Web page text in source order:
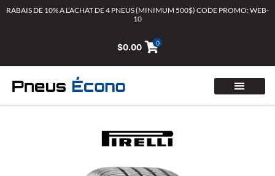
AllerRABAIS DE 10% A L’ACHAT DE 4 PNEUS (MINIMUM 500$) CODE PROMO: WEB-
10
$0.00 0